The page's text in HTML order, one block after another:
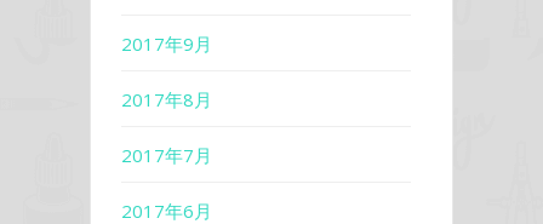
2017年9月
2017年8月
2017年7月
2017年6月